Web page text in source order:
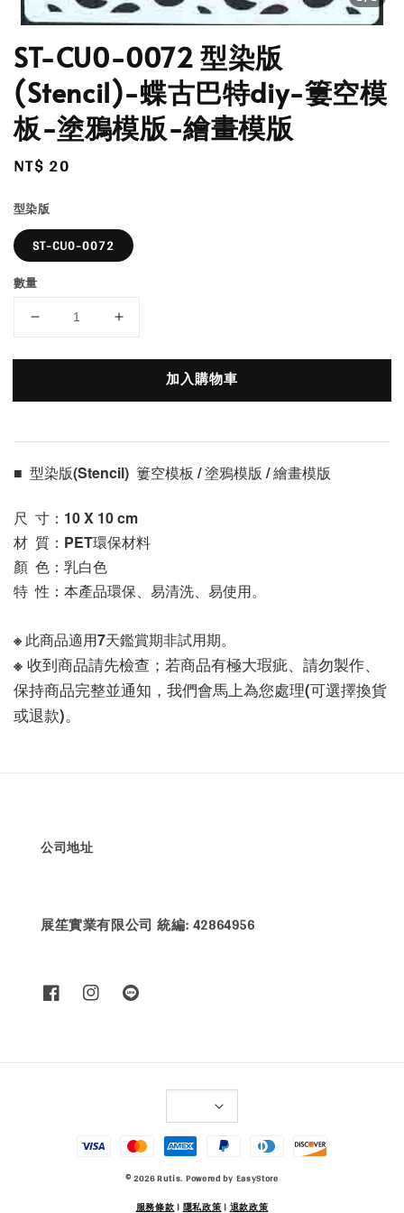
ST-CU0-0072 型染版
(Stencil)-蝶古巴特diy-簍空模
板-塗鴉模版-繪畫模版
Regular
NT$ 20
型染版
ST-CU0-0072
數量
加入購物車
■  型染版(Stencil)  簍空模板 / 塗鴉模版 / 繪畫模版
尺  寸：10 X 10 cm
材  質：PET環保材料
顏  色：乳白色
特  性：本產品環保、易清洗、易使用。
※ 此商品適用7天鑑賞期非試用期。
※ 收到商品請先檢查；若商品有極大瑕疵、請勿製作、
保持商品完整並通知，我們會馬上為您處理(可選擇換貨
或退款)。
公司地址
展笙實業有限公司 統編: 42864956
© 2026 Rutis. Powered by EasyStore
服務條款| 隱私政策| 退款政策